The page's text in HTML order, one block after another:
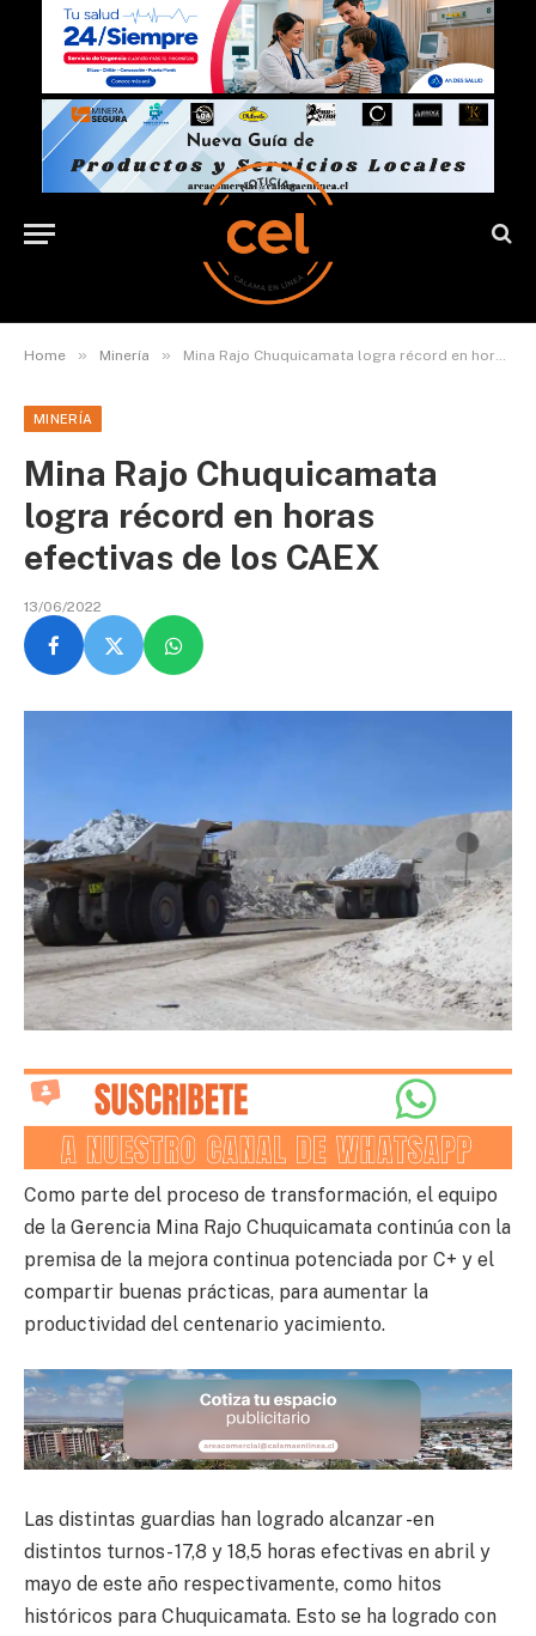
Home » Minería » Mina Rajo Chuquicamata logra récord en horas efectivas de los CAEX
MINERÍA
Mina Rajo Chuquicamata
logra récord en horas
efectivas de los CAEX
13/06/2022
Como parte del proceso de transformación, el equipo
de la Gerencia Mina Rajo Chuquicamata continúa con la
premisa de la mejora continua potenciada por C+ y el
compartir buenas prácticas, para aumentar la
productividad del centenario yacimiento.
Las distintas guardias han logrado alcanzar -en
distintos turnos- 17,8 y 18,5 horas efectivas en abril y
mayo de este año respectivamente, como hitos
históricos para Chuquicamata. Esto se ha logrado con